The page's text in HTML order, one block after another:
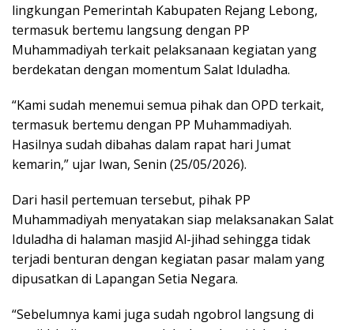
lingkungan Pemerintah Kabupaten Rejang Lebong,
termasuk bertemu langsung dengan PP
Muhammadiyah terkait pelaksanaan kegiatan yang
berdekatan dengan momentum Salat Iduladha.
“Kami sudah menemui semua pihak dan OPD terkait,
termasuk bertemu dengan PP Muhammadiyah.
Hasilnya sudah dibahas dalam rapat hari Jumat
kemarin,” ujar Iwan, Senin (25/05/2026).
Dari hasil pertemuan tersebut, pihak PP
Muhammadiyah menyatakan siap melaksanakan Salat
Iduladha di halaman masjid Al-jihad sehingga tidak
terjadi benturan dengan kegiatan pasar malam yang
dipusatkan di Lapangan Setia Negara.
“Sebelumnya kami juga sudah ngobrol langsung di